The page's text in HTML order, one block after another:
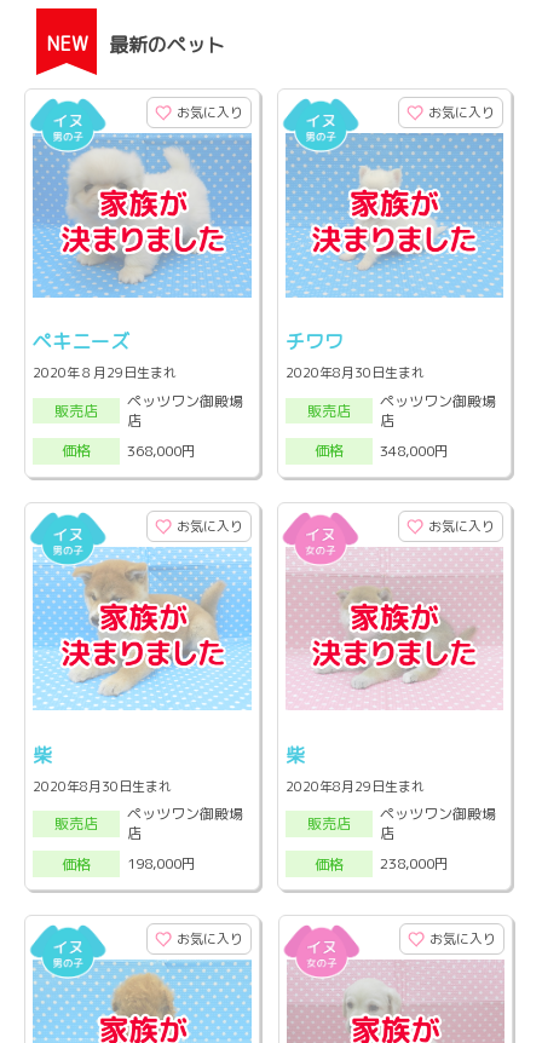
NEW 最新のペット
お気に入り
ペキニーズ
2020年８月29日生まれ
販売店
ペッツワン御殿場
店
価格
368,000円
お気に入り
チワワ
2020年8月30日生まれ
販売店
ペッツワン御殿場
店
価格
348,000円
お気に入り
柴
2020年8月30日生まれ
販売店
ペッツワン御殿場
店
価格
198,000円
お気に入り
柴
2020年8月29日生まれ
販売店
ペッツワン御殿場
店
価格
238,000円
お気に入り お気に入り